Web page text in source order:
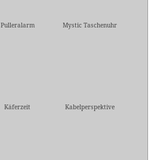
Pulleralarm Mystic Taschenuhr
Käferzeit Kabelperspektive